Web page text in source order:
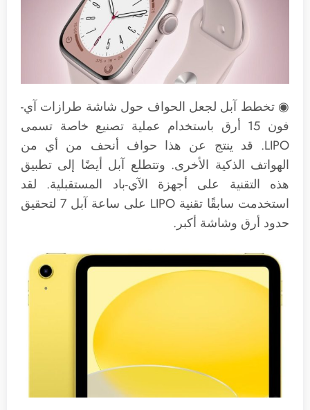
◉ تخطط آبل لجعل الحواف حول شاشة طرازات آي-
فون 15 أرق باستخدام عملية تصنيع خاصة تسمى
LIPO. قد ينتج عن هذا حواف أنحف من أي من
الهواتف الذكية الأخرى. وتتطلع آبل أيضًا إلى تطبيق
هذه التقنية على أجهزة الآي-باد المستقبلية. لقد
استخدمت سابقًا تقنية LIPO على ساعة آبل 7 لتحقيق
حدود أرق وشاشة أكبر.